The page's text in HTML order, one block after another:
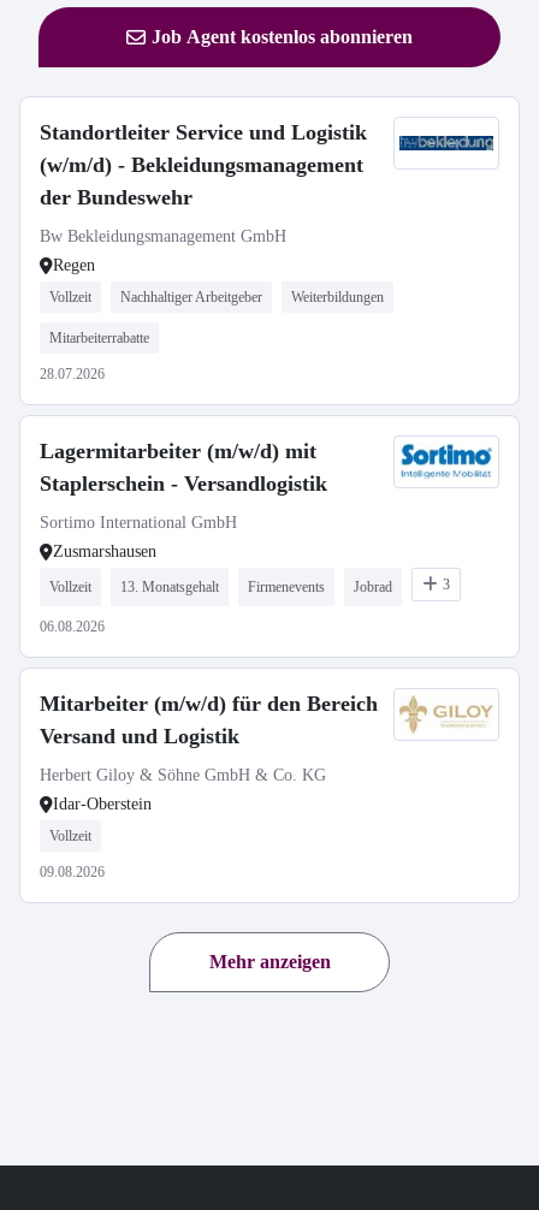
Job Agent kostenlos abonnieren
Standortleiter Service und Logistik
(w/m/d) - Bekleidungsmanagement
der Bundeswehr
Bw Bekleidungsmanagement GmbH
Regen
Vollzeit Nachhaltiger Arbeitgeber Weiterbildungen
Mitarbeiterrabatte
28.07.2026
Lagermitarbeiter (m/w/d) mit
Staplerschein - Versandlogistik
Sortimo International GmbH
Zusmarshausen
Vollzeit 13. Monatsgehalt Firmenevents Jobrad 3
06.08.2026
Mitarbeiter (m/w/d) für den Bereich
Versand und Logistik
Herbert Giloy & Söhne GmbH & Co. KG
Idar-Oberstein
Vollzeit
09.08.2026
Mehr anzeigen